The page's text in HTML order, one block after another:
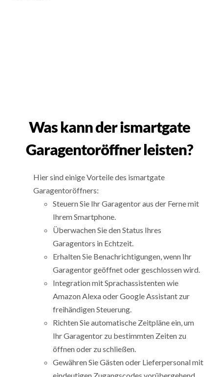
Was kann der ismartgate
Garagentoröffner leisten?
Hier sind einige Vorteile des ismartgate
Garagentoröffners:
Steuern Sie Ihr Garagentor aus der Ferne mit
Ihrem Smartphone.
Überwachen Sie den Status Ihres
Garagentors in Echtzeit.
Erhalten Sie Benachrichtigungen, wenn Ihr
Garagentor geöffnet oder geschlossen wird.
Integration mit Sprachassistenten wie
Amazon Alexa oder Google Assistant zur
freihändigen Steuerung.
Richten Sie automatische Zeitpläne ein, um
Ihr Garagentor zu bestimmten Zeiten zu
öffnen oder zu schließen.
Gewähren Sie Gästen oder Lieferpersonal mit